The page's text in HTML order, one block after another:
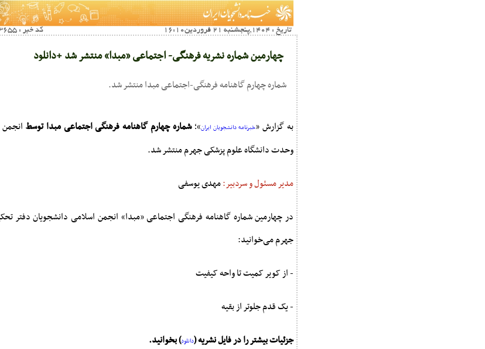
تاریخ : 1404,پنجشنبه 21 فروردين16:10 کد خبر : 533655 - سرویس خبری : باشگاه نشریات
چهارمین شماره نشریه فرهنگی- اجتماعی «مبدا» منتشر شد +دانلود
شماره چهارم گاهنامه فرهنگی-اجتماعی مبدا منتشر شد.
به گزارش «خبرنامه دانشجویان ایران»؛شماره چهارم گاهنامه فرهنگی اجتماعی مبدا توسط
وحدت دانشگاه علوم پزشکی جهرم منتشر شد.
مدیر مسئول و سردبیر:مهدی یوسفی
در چهارمین شماره گاهنامه فرهنگی اجتماعی «مبدا» انجمن اسلامی دانشجویان دفتر
جهرم می‌خوانید:
- از کویر کمیت تا واحه کیفیت
- یک قدم جلوتر از بقیه
جزئیات بیشتر را در فایل نشریه (دانلود) بخوانید.